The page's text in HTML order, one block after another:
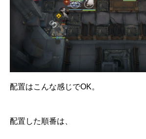
配置はこんな感じでOK。
配置した順番は、